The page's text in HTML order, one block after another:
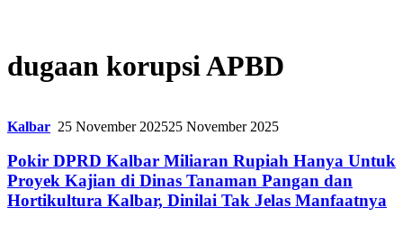
dugaan korupsi APBD
Kalbar 25 November 202525 November 2025
Pokir DPRD Kalbar Miliaran Rupiah Hanya Untuk
Proyek Kajian di Dinas Tanaman Pangan dan
Hortikultura Kalbar, Dinilai Tak Jelas Manfaatnya